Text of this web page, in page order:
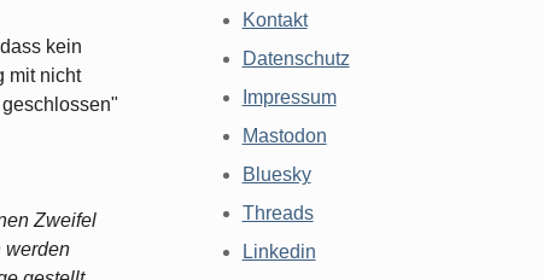
kein
mit nicht
Zweifel
werden
Kontakt
Datenschutz
Impressum
Mastodon
Bluesky
Threads
Linkedin